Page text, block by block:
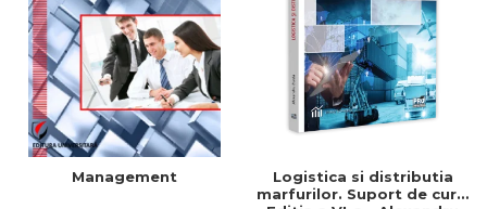
Management
Logistica si distributia
marfurilor. Suport de curs.